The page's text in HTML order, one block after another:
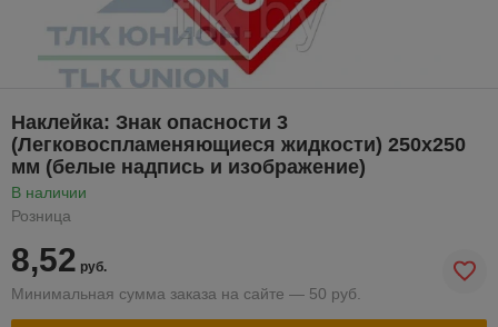
Наклейка: Знак опасности 3
(Легковоспламеняющиеся жидкости) 250х250
мм (белые надпись и изображение)
В наличии
Розница
8,52 руб.
Минимальная сумма заказа на сайте — 50 руб.